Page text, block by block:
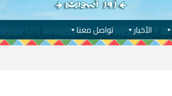
تواصل معنا الأخبار